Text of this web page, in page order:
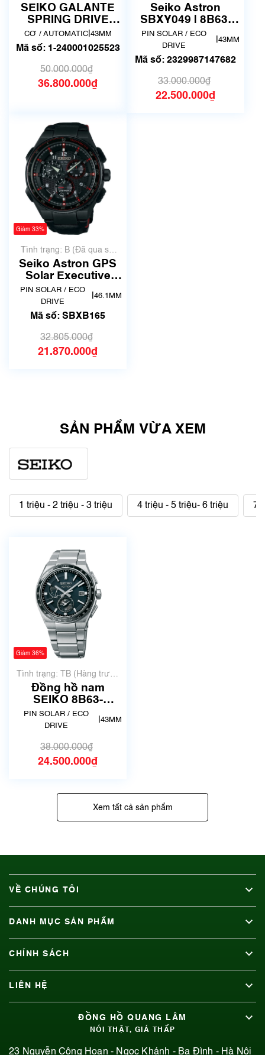
sử dụng nhưng rất đẹp,
không có xước)
SEIKO GALANTE
SPRING DRIVE
SBLA005 | Đã qua
sử dụng
CƠ / AUTOMATIC| 43MM
Mã số: 1-240001025523
50.000.000₫
36.800.000₫
sử dụng nhưng rất đẹp,
không có xước)
Seiko Astron
SBXY049 | 8B63-
0BD0 | Size 43mm |
Hàng lướt
PIN SOLAR / ECO
DRIVE
43MM
Mã số: 2329987147682
33.000.000₫
22.500.000₫
Giảm 33%
Tình trạng: B (Đã qua sử
dụng, hàng đẹp, có chút
xước dăm)
Seiko Astron GPS
Solar Executive
Line Honda NSX
Limited Edition
SBXB165
PIN SOLAR / ECO
DRIVE
46.1MM
Mã số: SBXB165
32.805.000₫
21.870.000₫
SẢN PHẨM VỪA XEM
1 triệu - 2 triệu - 3 triệu 4 triệu - 5 triệu- 6 triệu 7
Giảm 36%
Tình trạng: TB (Hàng trưng
bày, thanh lý)
Đồng hồ nam
SEIKO 8B63-
0BB0/SBXY039
Astron Solar | hàng
PIN SOLAR / ECO
DRIVE
43MM
38.000.000₫
24.500.000₫
Xem tất cả sản phẩm
VỀ CHÚNG TÔI
DANH MỤC SẢN PHẨM
CHÍNH SÁCH
LIÊN HỆ
ĐỒNG HỒ QUANG LÂM
NÓI THẬT, GIÁ THẤP
23 Nguyễn Công Hoan - Ngọc Khánh - Ba Đình - Hà Nội